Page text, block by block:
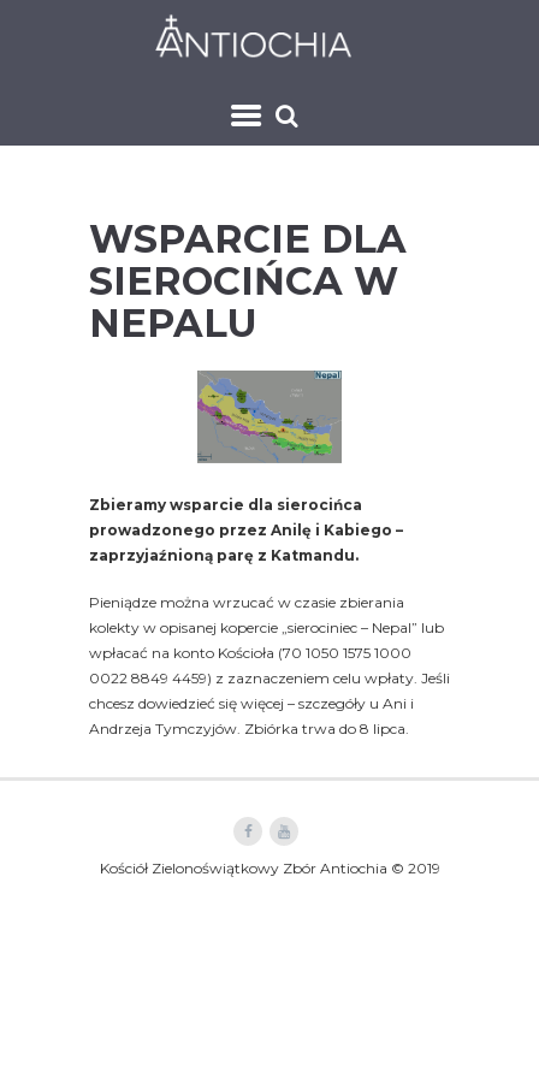
WSPARCIE DLA
SIEROCIŃCA W
NEPALU
Zbieramy wsparcie dla sierocińca
prowadzonego przez Anilę i Kabiego –
zaprzyjaźnioną parę z Katmandu.
Pieniądze można wrzucać w czasie zbierania
kolekty w opisanej kopercie „sierociniec – Nepal” lub
wpłacać na konto Kościoła (70 1050 1575 1000
0022 8849 4459) z zaznaczeniem celu wpłaty. Jeśli
chcesz dowiedzieć się więcej – szczegóły u Ani i
Andrzeja Tymczyjów. Zbiórka trwa do 8 lipca.
Kościół Zielonoświątkowy Zbór Antiochia © 2019